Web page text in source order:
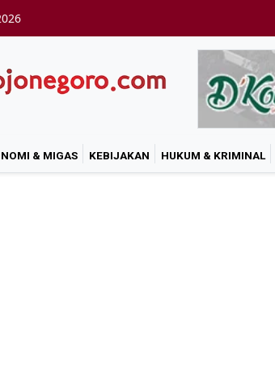
& MIGAS KEBIJAKAN HUKUM & KRIMINAL